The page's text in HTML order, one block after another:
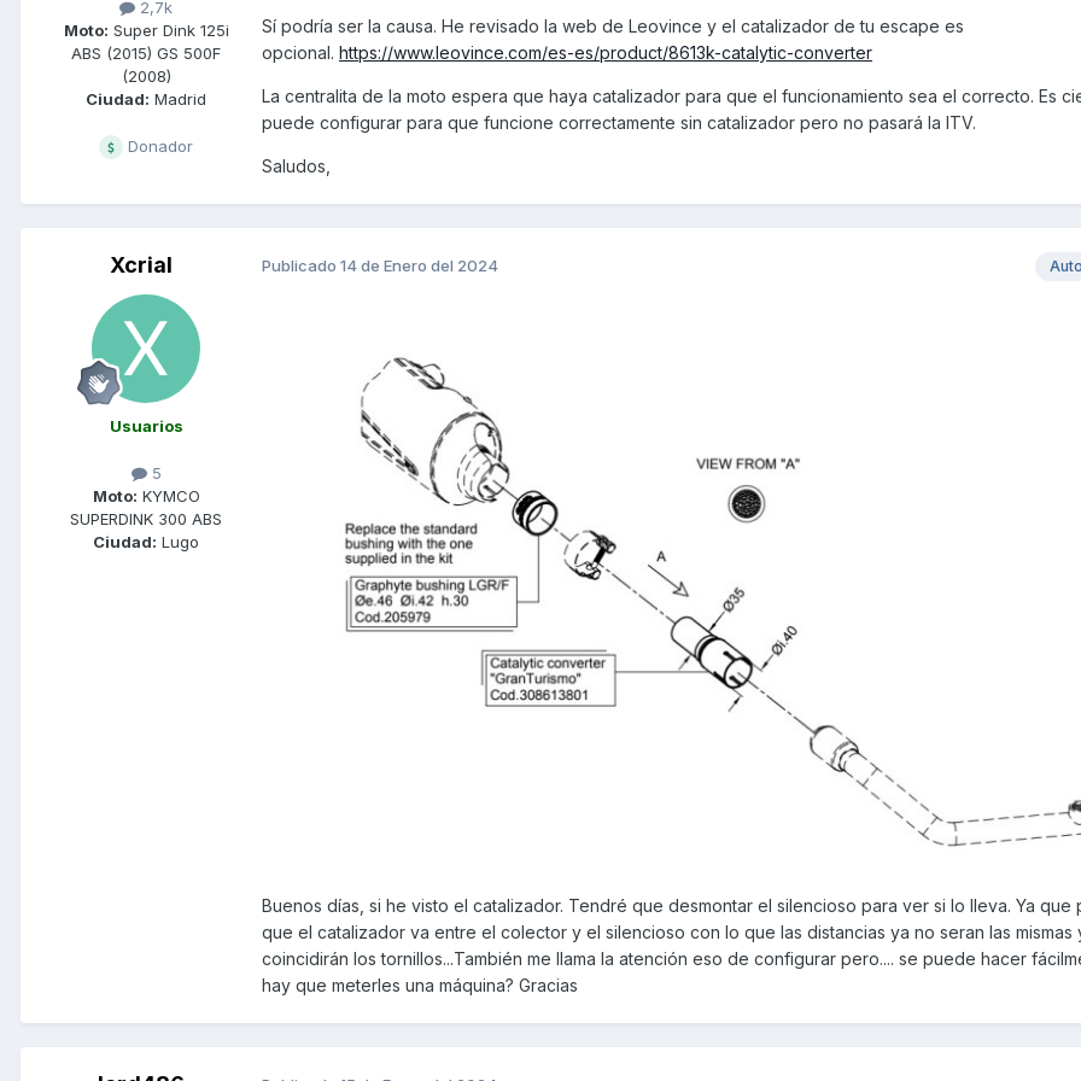
2,7k
Moto: Super Dink 125i
ABS (2015) GS 500F
(2008)
Ciudad: Madrid
Donador
Sí podría ser la causa. He revisado la web de Leovince y el catalizador de tu escape es
opcional. https://www.leovince.com/es-es/product/8613k-catalytic-converter
La centralita de la moto espera que haya catalizador para que el funcionamiento sea el correcto. Es
puede configurar para que funcione correctamente sin catalizador pero no pasará la ITV.
Saludos,
Xcrial
Usuarios
5
Moto: KYMCO
SUPERDINK 300 ABS
Ciudad: Lugo
Publicado 14 de Enero del 2024
Buenos días, si he visto el catalizador. Tendré que desmontar el silencioso para ver si lo lleva. Ya que
que el catalizador va entre el colector y el silencioso con lo que las distancias ya no seran las mismas
coincidirán los tornillos...También me llama la atención eso de configurar pero.... se puede hacer
hay que meterles una máquina? Gracias